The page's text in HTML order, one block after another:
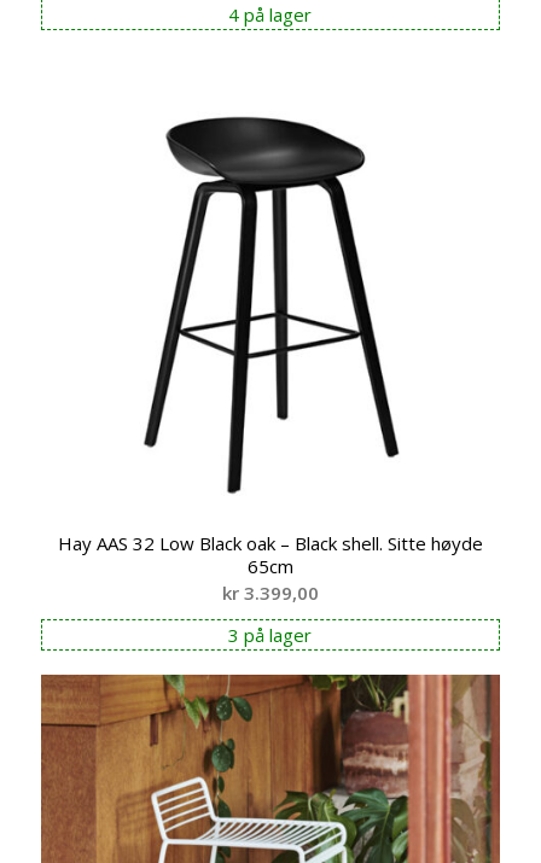
4 på lager
Hay AAS 32 Low Black oak – Black shell. Sitte høyde
65cm
kr3.399,00
3 på lager